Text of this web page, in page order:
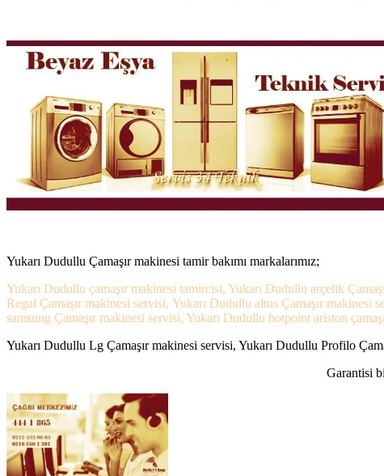
Yukarı Dudullu Çamaşır makinesi tamir bakımı markalarımız;
Yukarı Dudullu çamaşır makinesi tamircisi, Yukarı Dudullu arçelik
Regal Çamaşır makinesi servisi, Yukarı Dudullu altus Çamaşır
samsung Çamaşır makinesi servisi, Yukarı Dudullu hotpoint ariston
Yukarı Dudullu Lg Çamaşır makinesi servisi, Yukarı Dudullu Profilo
Garantisi